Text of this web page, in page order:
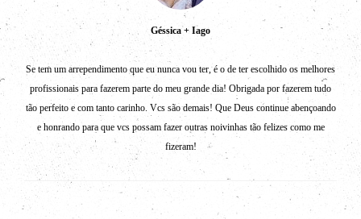
Se tem um arrependimento que eu nunca vou ter, é o de ter escolhido os melhores
profissionais para fazerem parte do meu grande dia! Obrigada por fazerem tudo
tão perfeito e com tanto carinho. Vcs são demais! Que Deus continue abençoando
e honrando para que vcs possam fazer outras noivinhas tão felizes como me
fizeram!
Géssica + Iago